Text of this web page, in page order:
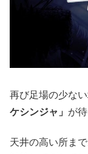
再び足場の少な
ケシンジャ」 が
天井の高い所ま